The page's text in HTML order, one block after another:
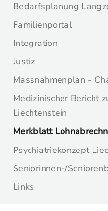
Bedarfsplanung
Familienportal
Integration
Justiz
Massnahmenplan -
Medizinischer Bericht
Liechtenstein
Merkblatt
Psychiatriekonzept
Seniorinnen-/
Links